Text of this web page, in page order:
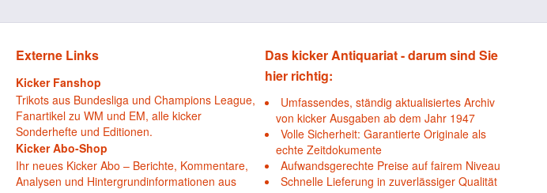
Externe Links
Kicker Fanshop
Trikots aus Bundesliga und Champions League,
Fanartikel zu WM und EM, alle kicker
Sonderhefte und Editionen.
Kicker Abo-Shop
Ihr neues Kicker Abo – Berichte, Kommentare,
Analysen und Hintergrundinformationen aus
Das kicker Antiquariat - darum sind Sie
hier richtig:
Umfassendes, ständig aktualisiertes Archiv
von kicker Ausgaben ab dem Jahr 1947
Volle Sicherheit: Garantierte Originale als
echte Zeitdokumente
Aufwandsgerechte Preise auf fairem Niveau
Schnelle Lieferung in zuverlässiger Qualität